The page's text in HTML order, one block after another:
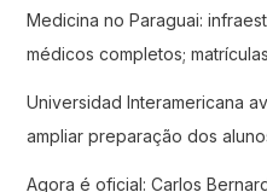
Medicina no Paraguai:
médicos completos;
Universidad Interamericana
ampliar preparação dos
Agora é oficial: Carlos